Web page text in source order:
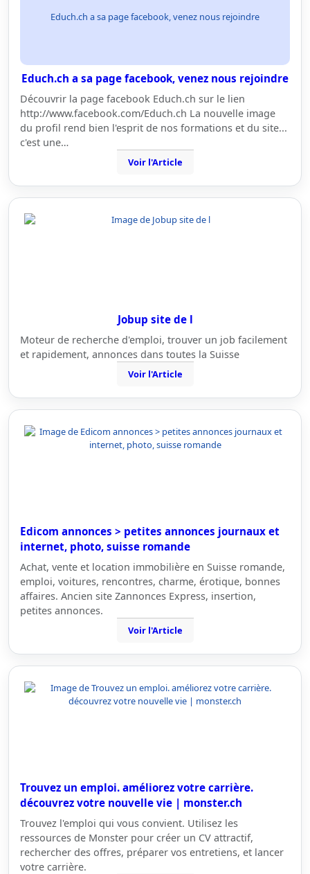
Educh.ch a sa page facebook, venez nous rejoindre
Educh.ch a sa page facebook, venez nous rejoindre
Découvrir la page facebook Educh.ch sur le lien
http://www.facebook.com/Educh.ch La nouvelle image
du profil rend bien l'esprit de nos formations et du site...
c'est une…
Voir l'Article
Jobup site de l
Moteur de recherche d'emploi, trouver un job facilement
et rapidement, annonces dans toutes la Suisse
Voir l'Article
Edicom annonces > petites annonces journaux et
internet, photo, suisse romande
Achat, vente et location immobilière en Suisse romande,
emploi, voitures, rencontres, charme, érotique, bonnes
affaires. Ancien site Zannonces Express, insertion,
petites annonces.
Voir l'Article
Trouvez un emploi. améliorez votre carrière.
découvrez votre nouvelle vie | monster.ch
Trouvez l'emploi qui vous convient. Utilisez les
ressources de Monster pour créer un CV attractif,
rechercher des offres, préparer vos entretiens, et lancer
votre carrière.